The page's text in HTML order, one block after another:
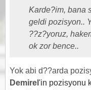
Karde?im, bana
geldi pozisyon..
??z?yoruz,
ok zor bence..
Yok abi d??arda
Demirel 'in pozisyonu